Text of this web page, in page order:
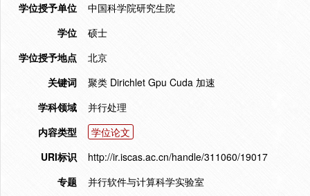
学位授予单位
中国科学院研究生院
学位
硕士
学位授予地点
北京
关键词
聚类 Dirichlet Gpu Cuda 加速
学科领域
并行处理
内容类型
学位论文
URI标识
http://ir.iscas.ac.cn/handle/311060/19017
专题
并行软件与计算科学实验室